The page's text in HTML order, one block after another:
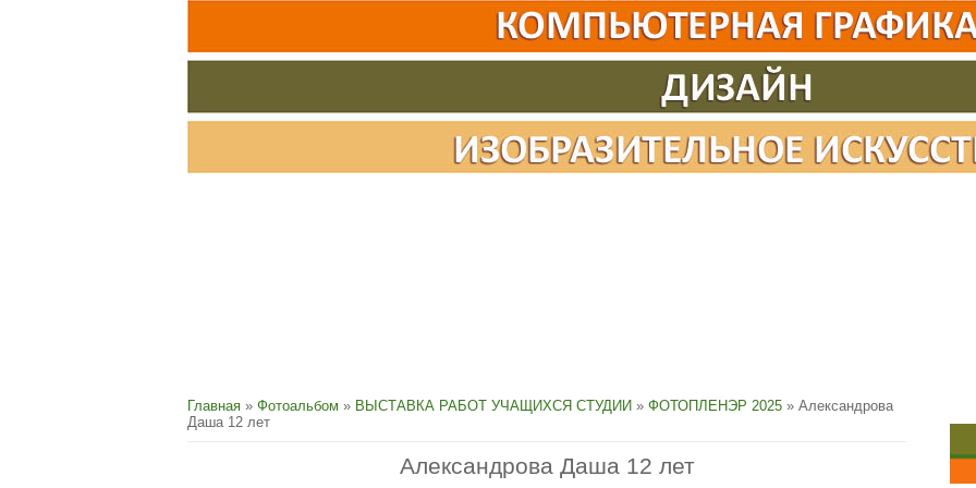
Главная » Фотоальбом » ВЫСТАВКА РАБОТ УЧАЩИХСЯ СТУДИИ » ФОТОПЛЕНЭР 2025 » Александрова
Даша 12 лет
Александрова Даша 12 лет